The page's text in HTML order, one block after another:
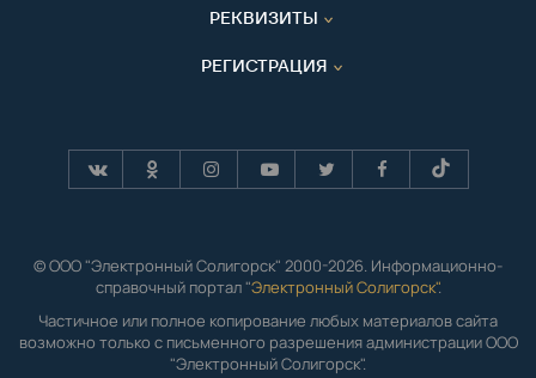
РЕКВИЗИТЫ
РЕГИСТРАЦИЯ
© ООО "Электронный Солигорск" 2000-2026. Информационно-
справочный портал "Электронный Солигорск".
Частичное или полное копирование любых материалов сайта
возможно только с письменного разрешения администрации ООО
"Электронный Солигорск".